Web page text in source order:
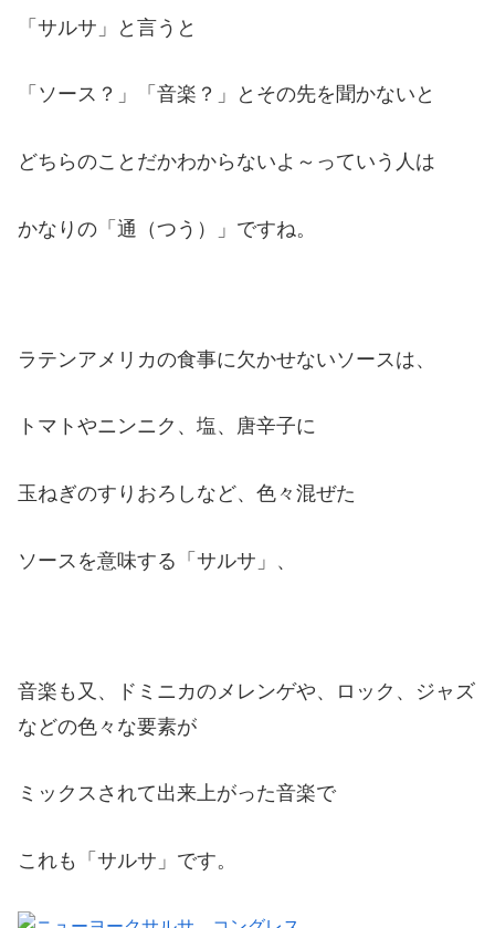
「サルサ」と言うと
「ソース？」「音楽？」とその先を聞かないと
どちらのことだかわからないよ～っていう人は
かなりの「通（つう）」ですね。
ラテンアメリカの食事に欠かせないソースは、
トマトやニンニク、塩、唐辛子に
玉ねぎのすりおろしなど、色々混ぜた
ソースを意味する「サルサ」、
音楽も又、ドミニカのメレンゲや、ロック、ジャズ
などの色々な要素が
ミックスされて出来上がった音楽で
これも「サルサ」です。